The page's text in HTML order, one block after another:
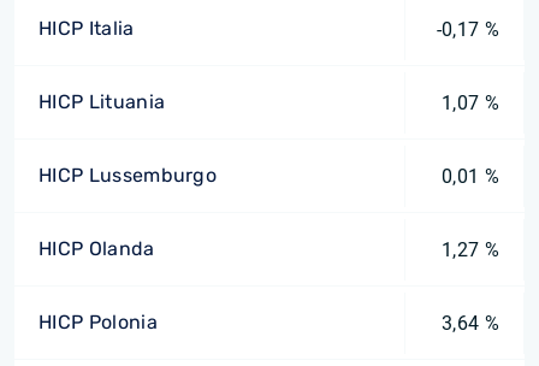
HICP Italia -0,17 %
HICP Lituania 1,07 %
HICP Lussemburgo 0,01 %
HICP Olanda 1,27 %
HICP Polonia 3,64 %